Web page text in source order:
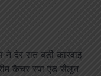
देर रात बड़ी कार्रवाई
कैचर स्पा एंड सैलून